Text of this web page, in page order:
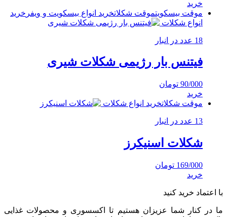
خرید
موقت بیسکویتموقت شکلاتخرید انواع بیسکویت و ویفر خرید
انواع شکلات
18 عدد در انبار
فیتنس بار رژیمی شکلات شیری
90/000 تومان
خرید
موقت شکلاتخرید انواع شکلات
13 عدد در انبار
شکلات اسنیکرز
169/000 تومان
خرید
با اعتماد خرید کنید
ما در کنار شما عزیزان هستیم تا اکسسوری و محصولات غذایی